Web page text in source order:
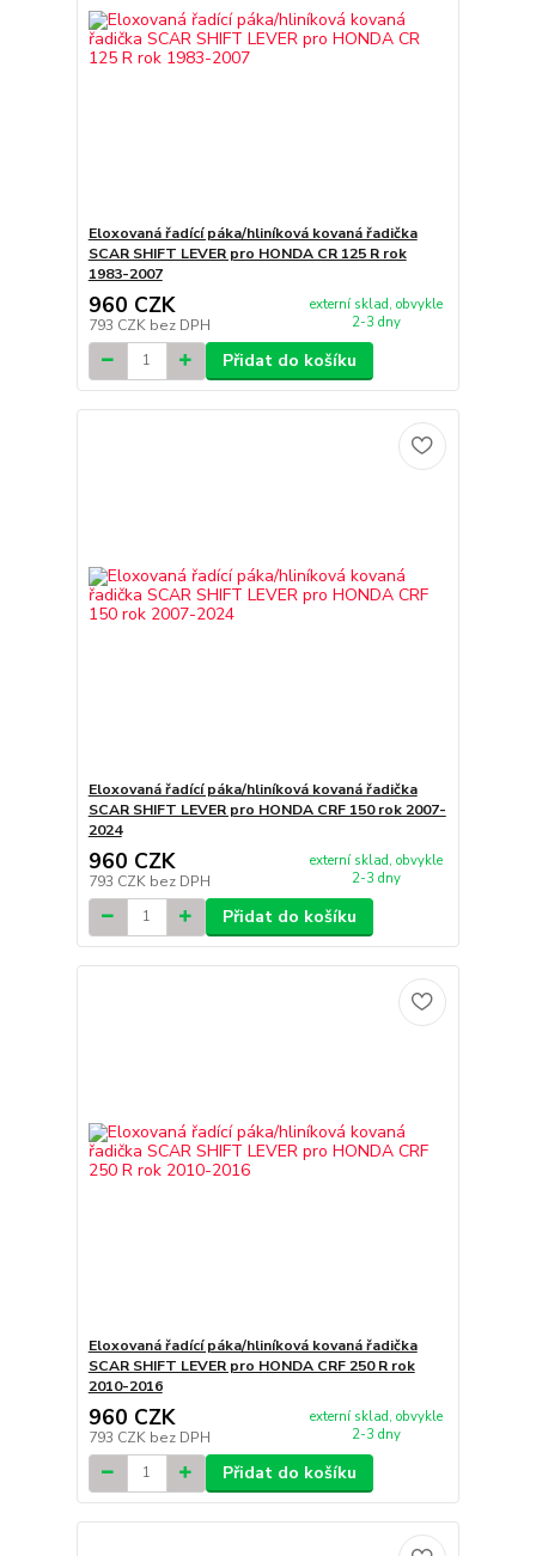
Eloxovaná řadící páka/hliníková kovaná řadička
SCAR SHIFT LEVER pro HONDA CR 125 R rok
1983-2007
960 CZK
793 CZK bez DPH
externí sklad, obvykle
2-3 dny
Přidat do košíku
Eloxovaná řadící páka/hliníková kovaná řadička
SCAR SHIFT LEVER pro HONDA CRF 150 rok 2007-
2024
960 CZK
793 CZK bez DPH
externí sklad, obvykle
2-3 dny
Přidat do košíku
Eloxovaná řadící páka/hliníková kovaná řadička
SCAR SHIFT LEVER pro HONDA CRF 250 R rok
2010-2016
960 CZK
793 CZK bez DPH
externí sklad, obvykle
2-3 dny
Přidat do košíku